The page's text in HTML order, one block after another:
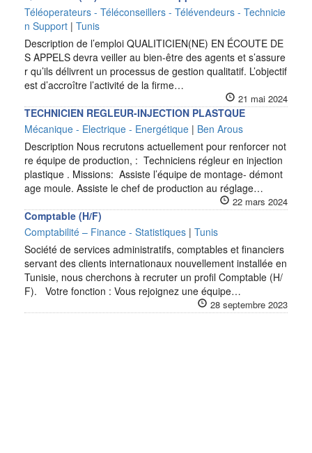
Téléoperateurs - Téléconseillers - Télévendeurs - Technicie
n Support | Tunis
Description de l’emploi QUALITICIEN(NE) EN ÉCOUTE DE
S APPELS devra veiller au bien-être des agents et s’assure
r qu’ils délivrent un processus de gestion qualitatif. L’objectif
est d’accroître l’activité de la firme…
21 mai 2024
TECHNICIEN REGLEUR-INJECTION PLASTQUE
Mécanique - Electrique - Energétique | Ben Arous
Description Nous recrutons actuellement pour renforcer not
re équipe de production, : Techniciens régleur en injection
plastique . Missions: Assiste l’équipe de montage- démont
age moule. Assiste le chef de production au réglage…
22 mars 2024
Comptable (H/F)
Comptabilité – Finance - Statistiques | Tunis
Société de services administratifs, comptables et financiers
servant des clients internationaux nouvellement installée en
Tunisie, nous cherchons à recruter un profil Comptable (H/
F). Votre fonction : Vous rejoignez une équipe…
28 septembre 2023